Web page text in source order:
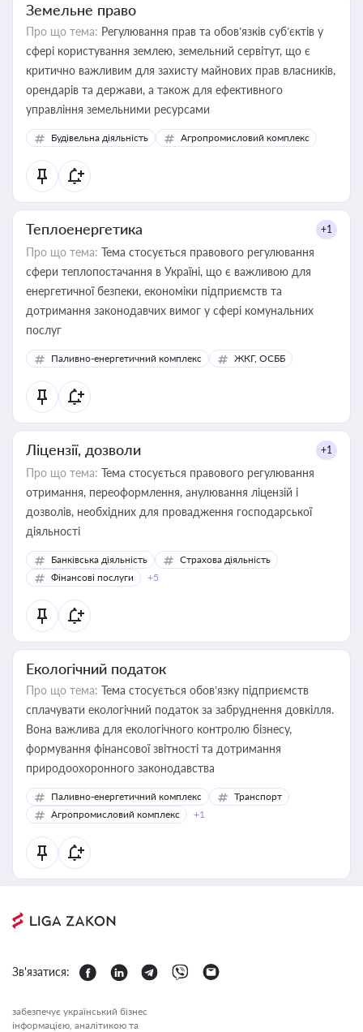
Земельне право
Про що тема: Регулювання прав та обов’язків суб’єктів у
сфері користування землею, земельний сервітут, що є
критично важливим для захисту майнових прав власників,
орендарів та держави, а також для ефективного
управління земельними ресурсами
Будівельна діяльність Агропромисловий комплекс
Теплоенергетика +1
Про що тема: Тема стосується правового регулювання
сфери теплопостачання в Україні, що є важливою для
енергетичної безпеки, економіки підприємств та
дотримання законодавчих вимог у сфері комунальних
послуг
Паливно-енергетичний комплекс ЖКГ, ОСББ
Ліцензії, дозволи +1
Про що тема: Тема стосується правового регулювання
отримання, переоформлення, анулювання ліцензій і
дозволів, необхідних для провадження господарської
діяльності
Банківська діяльність
Страхова діяльність
Фінансові послуги
+5
Екологічний податок
Про що тема: Тема стосується обов’язку підприємств
сплачувати екологічний податок за забруднення довкілля.
Вона важлива для екологічного контролю бізнесу,
формування фінансової звітності та дотримання
природоохоронного законодавства
Паливно-енергетичний комплекс
Транспорт
Агропромисловий комплекс
+1
Зв'язатися:
забезпечує український бізнес
інформацією, аналітикою та